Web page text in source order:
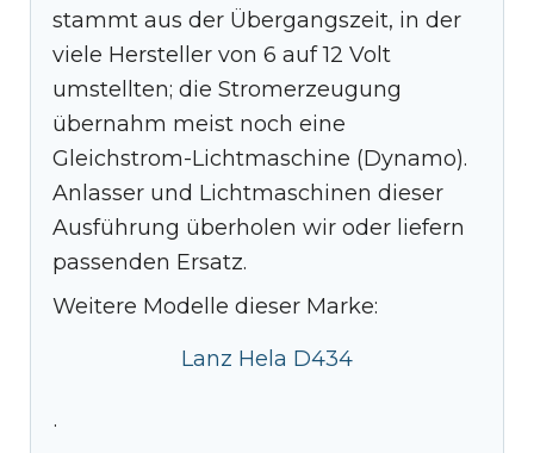
stammt aus der Übergangszeit, in der
viele Hersteller von 6 auf 12 Volt
umstellten; die Stromerzeugung
übernahm meist noch eine
Gleichstrom-Lichtmaschine (Dynamo).
Anlasser und Lichtmaschinen dieser
Ausführung überholen wir oder liefern
passenden Ersatz.
Weitere Modelle dieser Marke:
Lanz Hela D434
·